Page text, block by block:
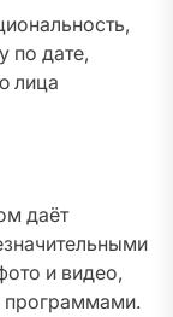
по дате,
лица
даёт
и видео,
программами.